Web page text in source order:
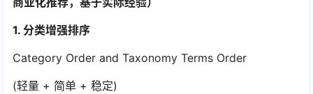
1. 分类增强排序
Category Order and Taxonomy Terms Order
(轻量 + 简单 + 稳定)